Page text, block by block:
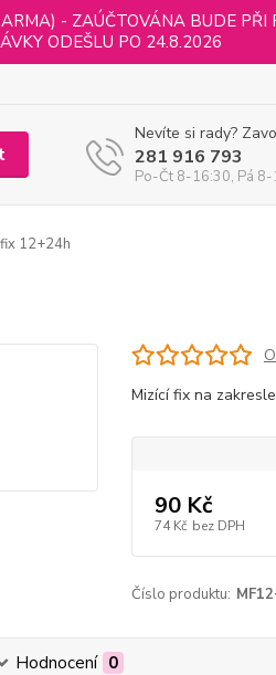
- ZAÚČTOVÁNA BUDE
ODEŠLU PO 24.8.2026
Nevíte si rady?
281 916 793
Po-Čt 8-16:30, Pá
12+24h
Mizící fix na
90 Kč
74 Kč bez DPH
Číslo produktu:
Hodnocení 0